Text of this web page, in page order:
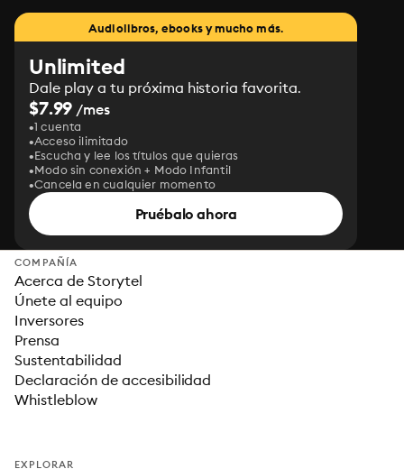
Audiolibros, ebooks y mucho más.
Unlimited
Dale play a tu próxima historia favorita.
$7.99 /mes
1 cuenta
Acceso ilimitado
Escucha y lee los títulos que quieras
Modo sin conexión + Modo Infantil
Cancela en cualquier momento
Pruébalo ahora
COMPAÑÍA
Acerca de Storytel
Únete al equipo
Inversores
Prensa
Sustentabilidad
Declaración de accesibilidad
Whistleblow
EXPLORAR